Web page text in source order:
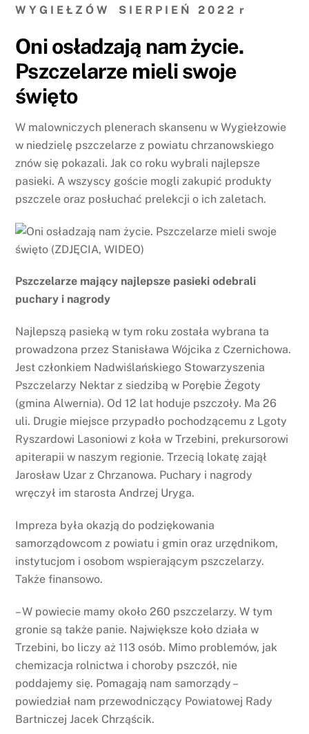
W Y G I E Ł Z Ó W S I E R P I E Ń 2 0 2 2 r
Oni osładzają nam życie.
Pszczelarze mieli swoje
święto
W malowniczych plenerach skansenu w Wygiełzowie
w niedzielę pszczelarze z powiatu chrzanowskiego
znów się pokazali. Jak co roku wybrali najlepsze
pasieki. A wszyscy goście mogli zakupić produkty
pszczele oraz posłuchać prelekcji o ich zaletach.
Pszczelarze mający najlepsze pasieki odebrali
puchary i nagrody
Najlepszą pasieką w tym roku została wybrana ta
prowadzona przez Stanisława Wójcika z Czernichowa.
Jest członkiem Nadwiślańskiego Stowarzyszenia
Pszczelarzy Nektar z siedzibą w Porębie Żegoty
(gmina Alwernia). Od 12 lat hoduje pszczoły. Ma 26
uli. Drugie miejsce przypadło pochodzącemu z Lgoty
Ryszardowi Lasoniowi z koła w Trzebini, prekursorowi
apiterapii w naszym regionie. Trzecią lokatę zajął
Jarosław Uzar z Chrzanowa. Puchary i nagrody
wręczył im starosta Andrzej Uryga.
Impreza była okazją do podziękowania
samorządowcom z powiatu i gmin oraz urzędnikom,
instytucjom i osobom wspierającym pszczelarzy.
Także finansowo.
– W powiecie mamy około 260 pszczelarzy. W tym
gronie są także panie. Największe koło działa w
Trzebini, bo liczy aż 113 osób. Mimo problemów, jak
chemizacja rolnictwa i choroby pszczół, nie
poddajemy się. Pomagają nam samorządy –
powiedział nam przewodniczący Powiatowej Rady
Bartniczej Jacek Chrząścik.